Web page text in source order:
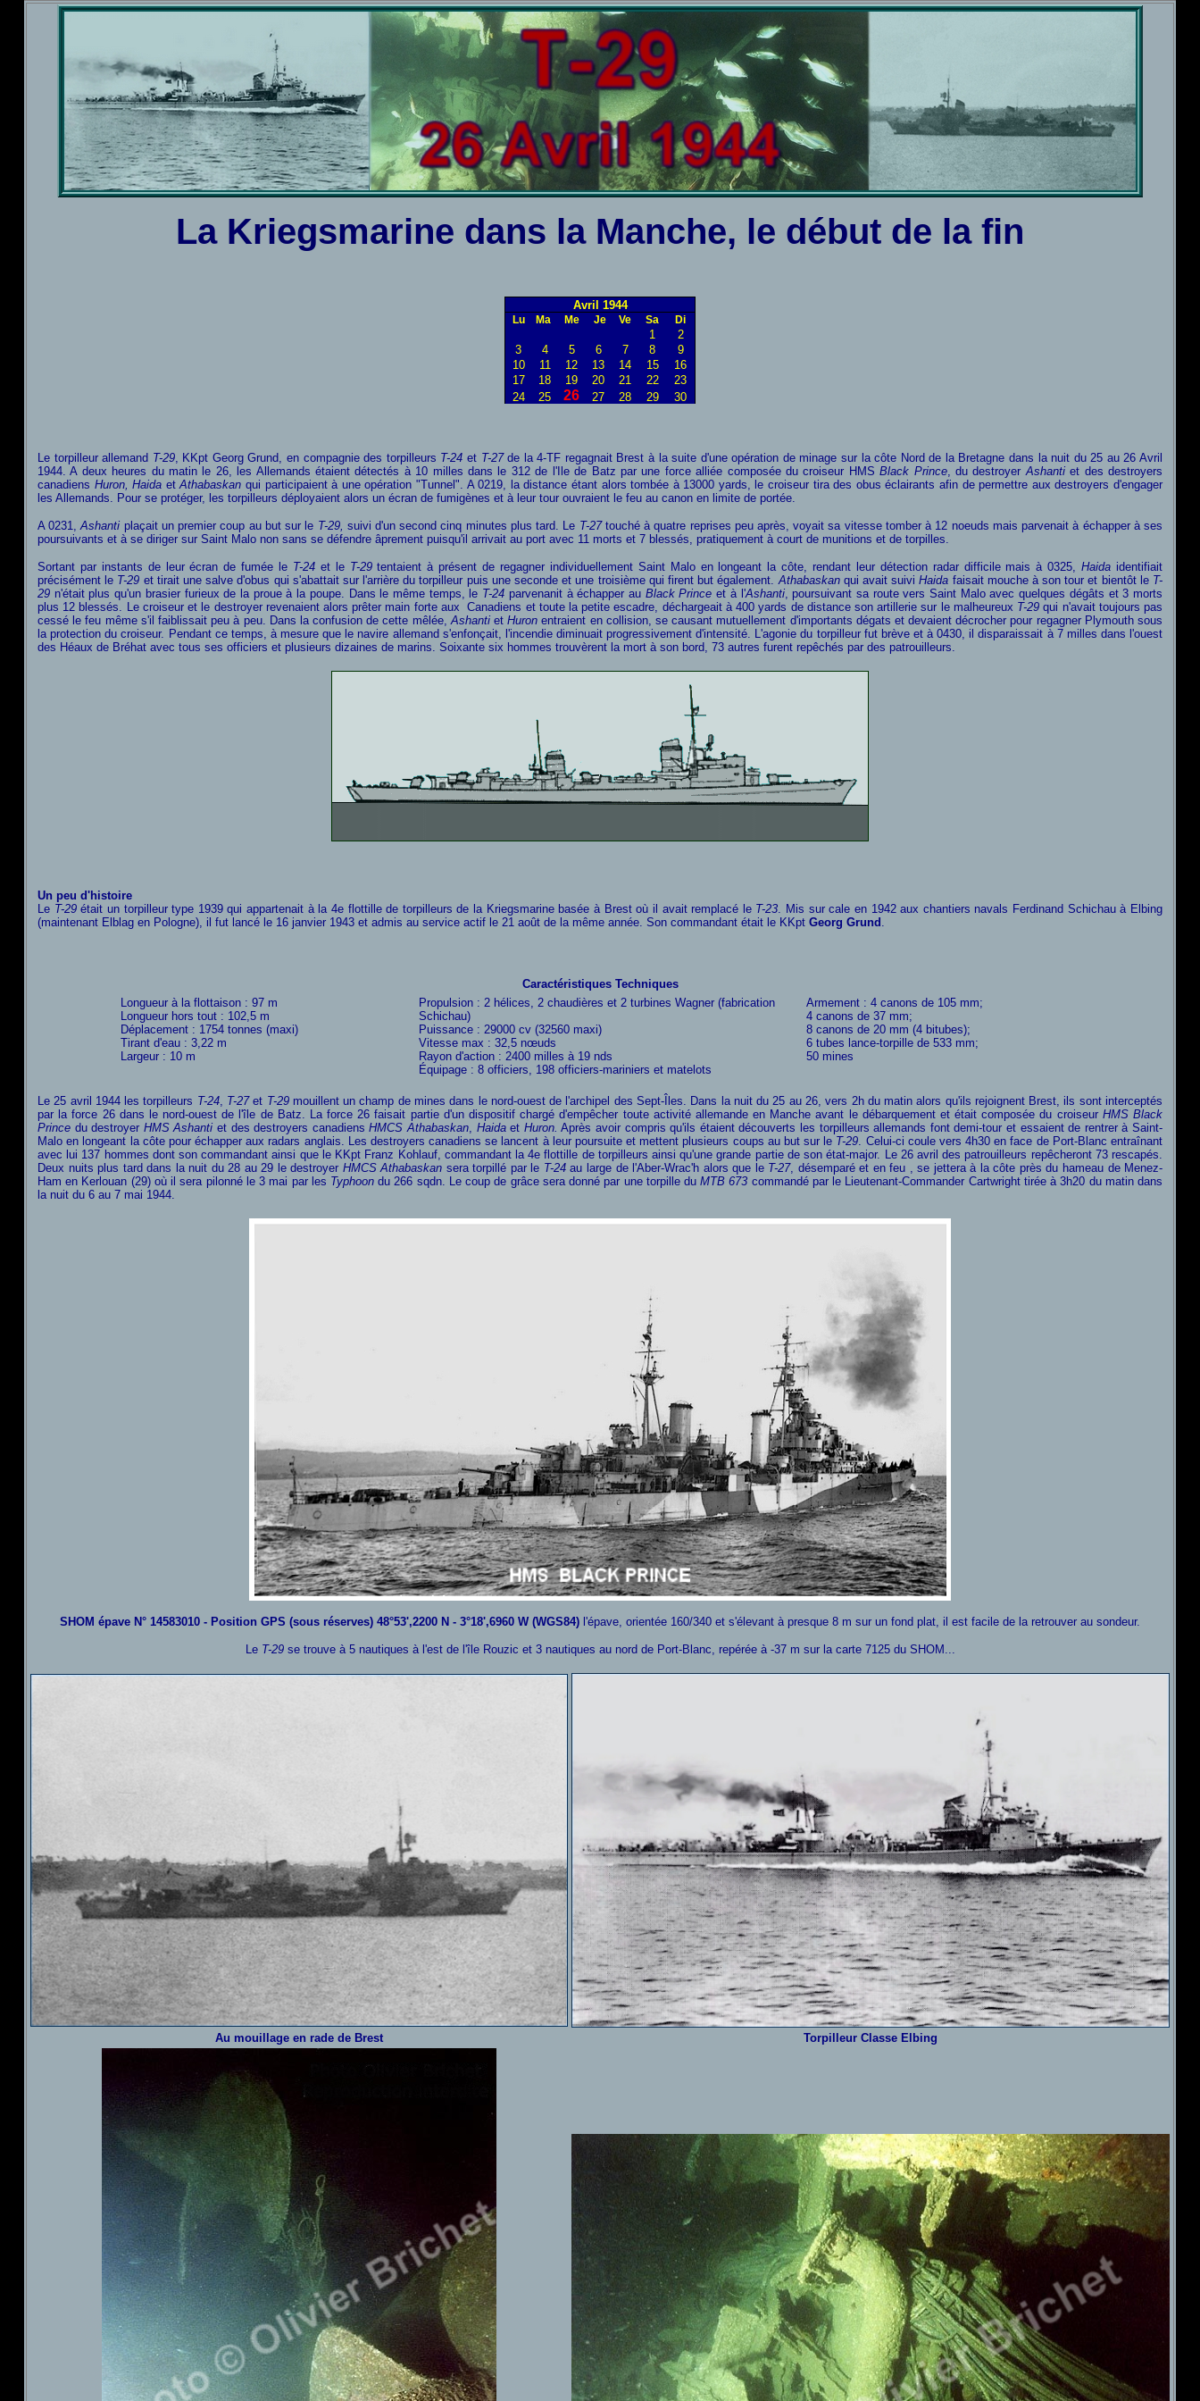
La Kriegsmarine dans la Manche, le début de la fin
Avril 1944
Lu Ma Me Je Ve Sa Di
1
2
3
4 5 6 7 8
9
10
11 12 13 14 15
16
17
18 19 20 21 22
23
24
25 26 27 28 29 30
Le torpilleur allemand T-29, KKpt Georg Grund, en compagnie des torpilleurs T-24 et T-27de la 4-TF regagnait Brest à la suite d'une opération de minage sur la côte Nord de la Bretagne dans la nuit du 25 au 26 Avril
1944. A deux heures du matin le 26, les Allemands étaient détectés à 10 milles dans le 312 de l'Ile de Batz par une force alliée composée du croiseur HMS Black Prince, du destroyerAshantiet des destroyers
canadiens Huron, Haida etAthabaskan qui participaient à une opération "Tunnel". A 0219, la distance étant alors tombée à 13000 yards, le croiseur tira des obus éclairants afin de permettre aux destroyers d'engager
les Allemands. Pour se protéger, les torpilleurs déployaient alors un écran de fumigènes et à leur tour ouvraient le feu au canon en limite de portée.
A 0231,Ashanti plaçait un premier coup au but sur le T-29, suivi d'un second cinq minutes plus tard. Le T-27touché à quatre reprises peu après, voyait sa vitesse tomber à 12 noeuds mais parvenait à échapper à ses
poursuivants et à se diriger sur Saint Malo non sans se défendre âprement puisqu'il arrivait au port avec 11 morts et 7 blessés, pratiquement à court de munitions et de torpilles.
Sortant par instants de leur écran de fumée le T-24et le T-29tentaient à présent de regagner individuellement Saint Malo en longeant la côte, rendant leur détection radar difficile mais à 0325,Haida identifiait
précisément le T-29 et tirait une salve d'obus qui s'abattait sur l'arrière du torpilleur puis une seconde et une troisième qui firent but également.Athabaskanqui avait suiviHaida faisait mouche à son tour et bientôt le T-
29 n'était plus qu'un brasier furieux de la proue à la poupe. Dans le même temps, le T-24 parvenanit à échapper au Black Prince et à l'Ashanti, poursuivant sa route vers Saint Malo avec quelques dégâts et 3 morts
plus 12 blessés. Le croiseur et le destroyer revenaient alors prêter main forte aux Canadiens et toute la petite escadre, déchargeait à 400 yards de distance son artillerie sur le malheureux T-29 qui n'avait toujours pas
cessé le feu même s'il faiblissait peu à peu. Dans la confusion de cette mêlée,AshantietHuron entraient en collision, se causant mutuellement d'importants dégats et devaient décrocher pour regagner Plymouth sous
la protection du croiseur. Pendant ce temps, à mesure que le navire allemand s'enfonçait, l'incendie diminuait progressivement d'intensité. L'agonie du torpilleur fut brève et à 0430, il disparaissait à 7 milles dans l'ouest
des Héaux de Bréhat avec tous ses officiers et plusieurs dizaines de marins. Soixante six hommes trouvèrent la mort à son bord, 73 autres furent repêchés par des patrouilleurs.
Un peu d'histoire
Le T-29était un torpilleur type 1939 qui appartenait à la 4e flottille de torpilleurs de la Kriegsmarine basée à Brest où il avait remplacé le T-23. Mis sur cale en 1942 aux chantiers navals Ferdinand Schichau à Elbing
(maintenant Elblag en Pologne), il fut lancé le 16 janvier 1943 et admis au service actif le 21 août de la même année. Son commandant était le KKpt Georg Grund .
Caractéristiques Techniques
Longueur à la flottaison : 97 m
Longueur hors tout : 102,5 m
Déplacement : 1754 tonnes (maxi)
Tirant d'eau : 3,22 m
Largeur : 10 m
Propulsion : 2 hélices, 2 chaudières et 2 turbines Wagner (fabrication
Schichau)
Puissance : 29000 cv (32560 maxi)
Vitesse max : 32,5 nœuds
Rayon d'action : 2400 milles à 19 nds
Équipage : 8 officiers, 198 officiers-mariniers et matelots
Armement : 4 canons de 105 mm;
4 canons de 37 mm;
8 canons de 20 mm (4 bitubes);
6 tubes lance-torpille de 533 mm;
50 mines
Le 25 avril 1944 les torpilleurs T-24, T-27et T-29mouillent un champ de mines dans le nord-ouest de l'archipel des Sept-Îles. Dans la nuit du 25 au 26, vers 2h du matin alors qu'ils rejoignent Brest, ils sont interceptés
par la force 26 dans le nord-ouest de l'île de Batz. La force 26 faisait partie d'un dispositif chargé d'empêcher toute activité allemande en Manche avant le débarquement et était composée du croiseur HMS Black
Prince du destroyer HMS Ashanti et des destroyers canadiensHMCS Athabaskan, Haidaet Huron. Après avoir compris qu'ils étaient découverts les torpilleurs allemands font demi-tour et essaient de rentrer à Saint-
Malo en longeant la côte pour échapper aux radars anglais. Les destroyers canadiens se lancent à leur poursuite et mettent plusieurs coups au but sur le T-29. Celui-ci coule vers 4h30 en face de Port-Blanc entraînant
avec lui 137 hommes dont son commandant ainsi que le KKpt Franz Kohlauf, commandant la 4e flottille de torpilleurs ainsi qu'une grande partie de son état-major. Le 26 avril des patrouilleurs repêcheront 73 rescapés.
Deux nuits plus tard dans la nuit du 28 au 29 le destroyer HMCS Athabaskan sera torpillé par le T-24au large de l'Aber-Wrac'h alors que le T-27, désemparé et en feu , se jettera à la côte près du hameau de Menez-
Ham en Kerlouan (29) où il sera pilonné le 3 mai par les Typhoon du266 sqdn. Le coup de grâce sera donné par une torpille duMTB 673 commandé par le Lieutenant-Commander Cartwright tirée à 3h20 du matin dans
la nuit du 6 au 7 mai 1944.
SHOM épave N° 14583010 - Position GPS (sous réserves) 48°53',2200 N - 3°18',6960 W (WGS84) l'épave, orientée 160/340 et s'élevant à presque 8 m sur un fond plat, il est facile de la retrouver au sondeur.
Le T-29se trouve à 5 nautiques à l'est de l'île Rouzic et 3 nautiques au nord de Port-Blanc, repérée à -37 m sur la carte 7125 du SHOM...
Au mouillage en rade de Brest Torpilleur Classe Elbing